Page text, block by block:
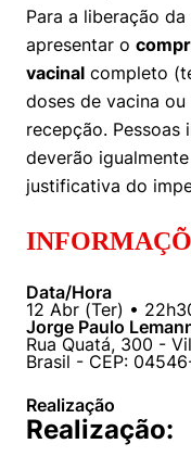
Negócios
Políticas Públicas
Sustentabilidade
Tecnologia e Dados
Para a liberação
apresentar o
vacinal completo
doses de vacina ou
recepção. Pessoas
deverão
justificativa do
Data/Hora
12 Abr (Ter) •
Jorge Paulo
Rua Quatá, 300 -
Brasil - CEP:
Realização
Realização: